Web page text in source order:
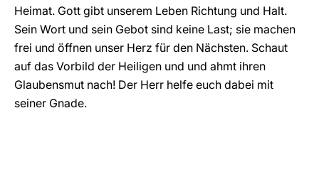
Heimat. Gott gibt unserem Leben Richtung und Halt.
Sein Wort und sein Gebot sind keine Last; sie machen
frei und öffnen unser Herz für den Nächsten. Schaut
auf das Vorbild der Heiligen und und ahmt ihren
Glaubensmut nach! Der Herr helfe euch dabei mit
seiner Gnade.